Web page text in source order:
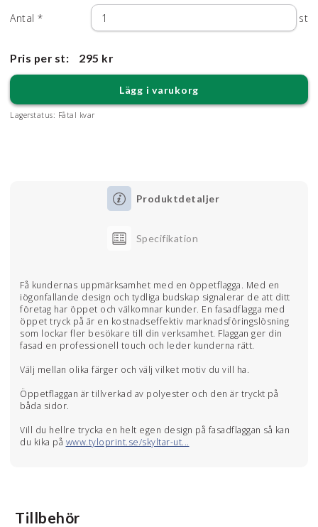
Antal * st
Pris per st: 295 kr
Lägg i varukorg
Lagerstatus: Fåtal kvar
Produktdetaljer
Specifikation
Få kundernas uppmärksamhet med en öppetflagga. Med en
iögonfallande design och tydliga budskap signalerar de att ditt
företag har öppet och välkomnar kunder. En fasadflagga med
öppet tryck på är en kostnadseffektiv marknadsföringslösning
som lockar fler besökare till din verksamhet. Flaggan ger din
fasad en professionell touch och leder kunderna rätt.
Välj mellan olika färger och välj vilket motiv du vill ha.
Öppetflaggan är tillverkad av polyester och den är tryckt på
båda sidor.
Vill du hellre trycka en helt egen design på fasadflaggan så kan
du kika på www.tyloprint.se/skyltar-ut...
Tillbehör